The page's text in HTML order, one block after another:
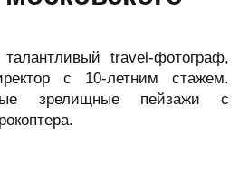
travel-фотограф,
с 10-летним стажем.
зрелищные пейзажи с